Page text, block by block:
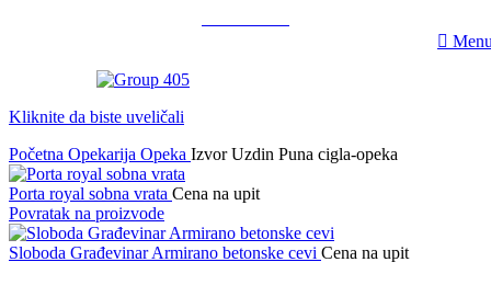
Kliknite da biste uveličali
Početna Opekarija Opeka Izvor Uzdin Puna cigla-opeka
Porta royal sobna vrata Cena na upit
Povratak na proizvode
Sloboda Građevinar Armirano betonske cevi Cena na upit